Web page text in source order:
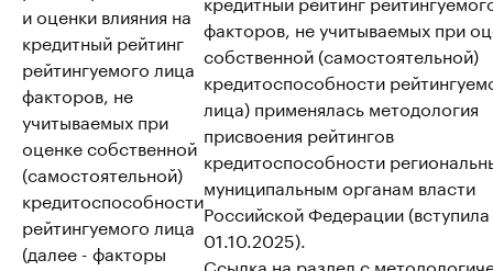
и оценки влияния на
кредитный рейтинг
рейтингуемого лица
факторов, не
учитываемых при
оценке собственной
(самостоятельной)
кредитоспособности
рейтингуемого лица
(далее - факторы
факторов, не учитываемых при
собственной (самостоятельной)
кредитоспособности
лица) применялась методология
присвоения рейтингов
кредитоспособности
муниципальным органам власти
Российской Федерации (вступила
01.10.2025).
Ссылка на раздел с